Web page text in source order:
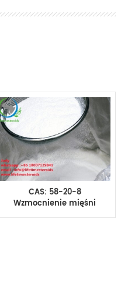
CAS: 58-20-8
Wzmocnienie mięśni
Surowy testosteron w